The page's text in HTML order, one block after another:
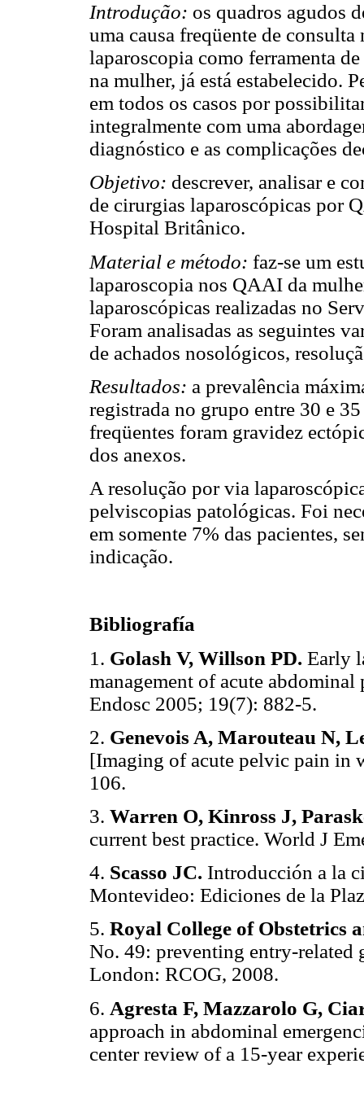
Introdução: os quadros agudos
uma causa freqüente de
laparoscopia como ferramenta
na mulher, já está estabelecido.
em todos os casos por
integralmente com uma
diagnóstico e as complicações
Objetivo: descrever, analisar e
de cirurgias laparoscópicas por
Hospital Britânico.
Material e método: faz-se um
laparoscopia nos QAAI da
laparoscópicas realizadas no
Foram analisadas as seguintes
de achados nosológicos,
Resultados: a prevalência
registrada no grupo entre 30 e
freqüentes foram gravidez
dos anexos.
A resolução por via
pelviscopias patológicas. Foi
em somente 7% das pacientes,
indicação.
Bibliografía
1. Golash V, Willson PD. Early
management of acute
Endosc 2005; 19(7): 882-5.
2. Genevois A, Marouteau N,
[Imaging of acute pelvic pain in
106.
3. Warren O, Kinross J,
current best practice. World J
4. Scasso JC. Introducción a la
Montevideo: Ediciones de la
5. Royal College of Obstetrics
No. 49: preventing entry-related
London: RCOG, 2008.
6. Agresta F, Mazzarolo G,
approach in abdominal
center review of a 15-year